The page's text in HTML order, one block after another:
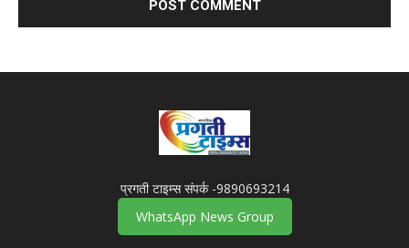
प्रगती टाइम्स संपर्क -9890693214
WhatsApp News Group